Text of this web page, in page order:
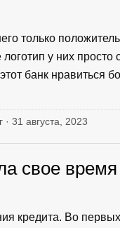
только
у них просто
банк нравиться
· 31 августа, 2023
свое
кредита. Во